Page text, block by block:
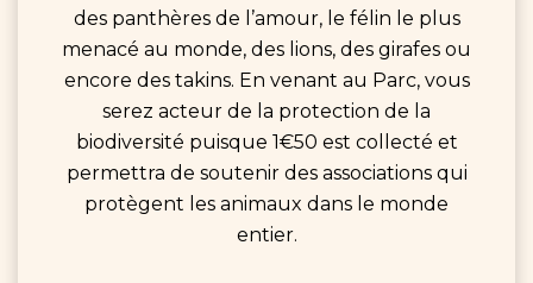
des panthères de l’amour, le félin le plus
menacé au monde, des lions, des girafes ou
encore des takins. En venant au Parc, vous
serez acteur de la protection de la
biodiversité puisque 1€50 est collecté et
permettra de soutenir des associations qui
protègent les animaux dans le monde
entier.